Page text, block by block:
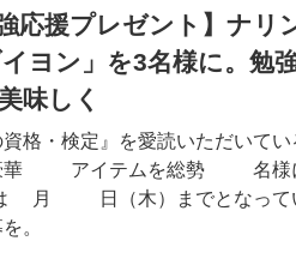
応援プレゼント】ナリ
ヨン」を3名様に。勉
味しく
格・検定』を愛読いただいてい
華10アイテムを総勢58名様
5月15日（木）までとなって
。